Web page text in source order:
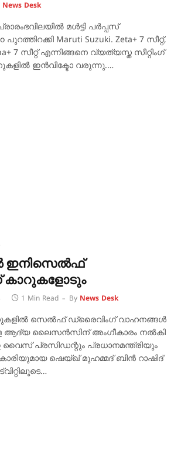
News Desk
മൾട്ടി പർപ്പസ്
Maruti Suzuki. Zeta+ 7 സീറ്റ്,
7 സീറ്റ് എന്നിങ്ങനെ വ്യത്യസ്ത സീറ്റിംഗ്
ഇൻവിക്ടോ വരുന്നു.…
ഇനിസെൽഫ്
കാറുകളോടും
1 Min Read By News Desk
സെൽഫ് ഡ്രൈവിംഗ് വാഹനങ്ങൾ
ആദ്യ ലൈസൻസിന് അംഗീകാരം നൽകി
പ്രസിഡന്റും പ്രധാനമന്ത്രിയും
ഷെയ്ഖ് മുഹമ്മദ് ബിൻ റാഷിദ്